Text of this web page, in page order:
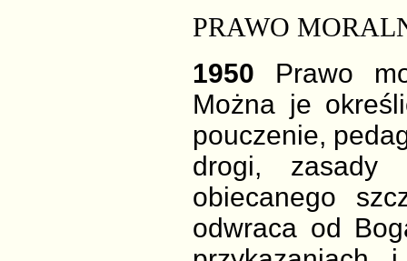
PRAWO
1950 Prawo
Można je
pouczenie,
drogi, zasady
obiecanego
odwraca od